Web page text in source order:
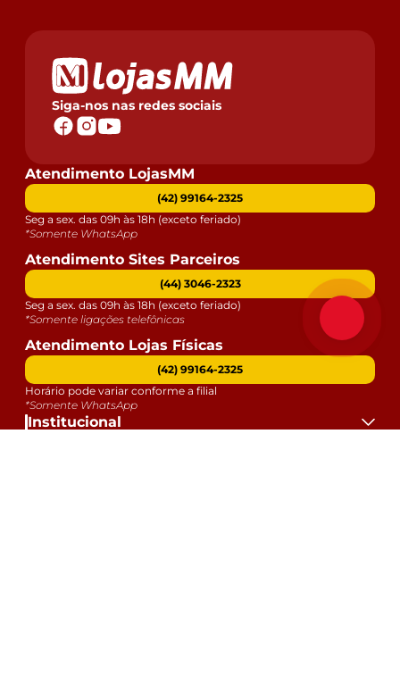
Siga-nos nas redes sociais
Institucional
Atendimento LojasMM
(42) 99164-2325
Seg a sex. das 09h às 18h (exceto feriado)
*Somente WhatsApp
Atendimento Sites Parceiros
(44) 3046-2323
Seg a sex. das 09h às 18h (exceto feriado)
*Somente ligações telefônicas
Atendimento Lojas Físicas
(42) 99164-2325
Horário pode variar conforme a filial
*Somente WhatsApp